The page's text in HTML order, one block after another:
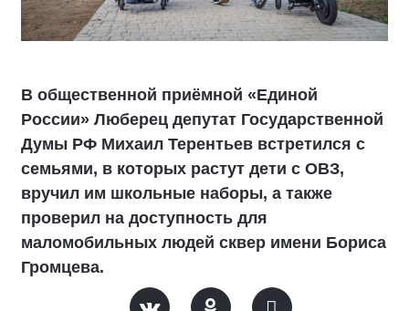
В общественной приёмной «Единой
России» Люберец депутат Государственной
Думы РФ Михаил Терентьев встретился с
семьями, в которых растут дети с ОВЗ,
вручил им школьные наборы, а также
проверил на доступность для
маломобильных людей сквер имени Бориса
Громцева.